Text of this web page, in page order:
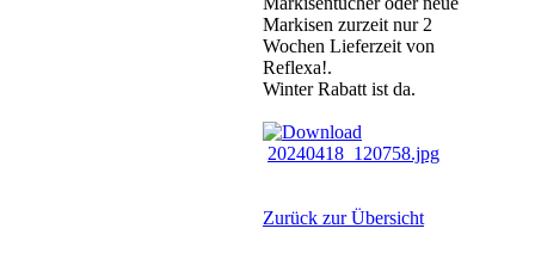
Markisen zurzeit nur 2
Wochen Lieferzeit von
Reflexa!.
Winter Rabatt ist da.
20240418_120758.jpg
Zurück zur Übersicht